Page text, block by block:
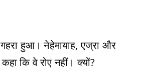
हुआ। नेहेमायाह, एज्रा और
कि वे रोए नहीं। क्यों?